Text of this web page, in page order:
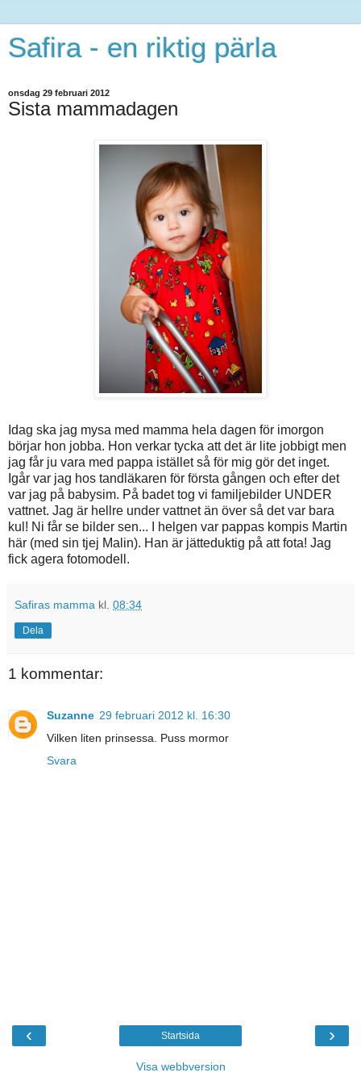
Safira - en riktig pärla
onsdag 29 februari 2012
Sista mammadagen
Idag ska jag mysa med mamma hela dagen för imorgon
börjar hon jobba. Hon verkar tycka att det är lite jobbigt men
jag får ju vara med pappa istället så för mig gör det inget.
Igår var jag hos tandläkaren för första gången och efter det
var jag på babysim. På badet tog vi familjebilder UNDER
vattnet. Jag är hellre under vattnet än över så det var bara
kul! Ni får se bilder sen... I helgen var pappas kompis Martin
här (med sin tjej Malin). Han är jätteduktig på att fota! Jag
fick agera fotomodell.
Safiras mamma kl. 08:34
Dela
1 kommentar:
Suzanne 29 februari 2012 kl. 16:30
Vilken liten prinsessa. Puss mormor
Svara
‹ ›
Startsida
Visa webbversion